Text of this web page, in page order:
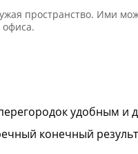
пространство. Ими
офиса.
удобным и
конечный